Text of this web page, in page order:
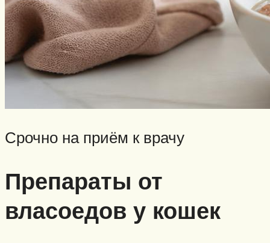
Срочно на приём к врачу
Препараты от
власоедов у кошек